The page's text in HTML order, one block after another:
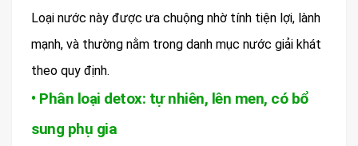
Loại nước này được ưa chuộng nhờ tính tiện lợi, lành
mạnh, và thường nằm trong danh mục nước giải khát
theo quy định.
• Phân loại detox: tự nhiên, lên men, có bổ
sung phụ gia